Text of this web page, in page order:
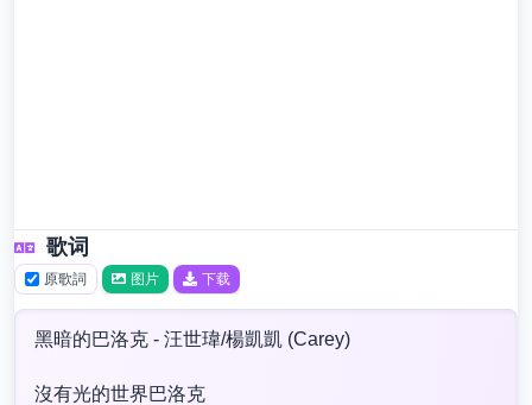
歌词
原歌詞 图片 下载
黑暗的巴洛克 - 汪世瑋/楊凱凱 (Carey)
沒有光的世界巴洛克